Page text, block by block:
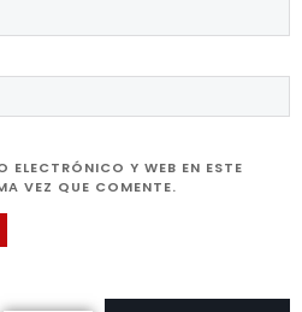
ELECTRÓNICO Y WEB EN ESTE
VEZ QUE COMENTE.